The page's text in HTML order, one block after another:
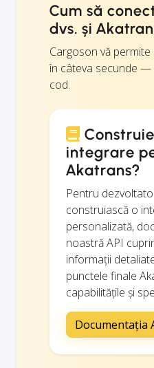
Cum să
dvs. și
Cargoson vă
în câteva secunde —
cod.
integrare
Akatrans?
Pentru
construiască o
personalizată,
noastră API
informații
punctele finale
capabilitățile și
Documentația